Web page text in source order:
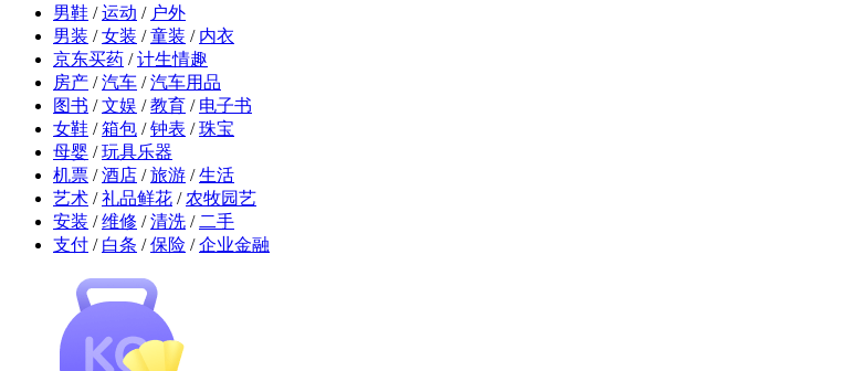
男鞋 / 运动 / 户外
男装 / 女装 / 童装 / 内衣
京东买药 / 计生情趣
房产 / 汽车 / 汽车用品
图书 / 文娱 / 教育 / 电子书
女鞋 / 箱包 / 钟表 / 珠宝
母婴 / 玩具乐器
机票 / 酒店 / 旅游 / 生活
艺术 / 礼品鲜花 / 农牧园艺
安装 / 维修 / 清洗 / 二手
支付 / 白条 / 保险 / 企业金融